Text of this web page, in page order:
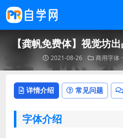
【龚帆免费体】视觉坊
2021-08-26 商用字体
详情介绍 常见问题
字体介绍